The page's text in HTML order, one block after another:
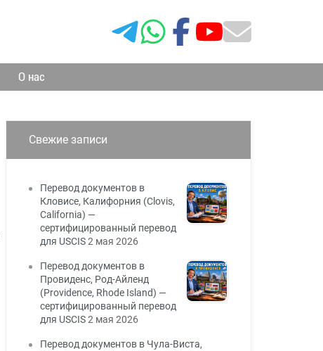
О нас
Свежие записи
Перевод документов в
Кловисе, Калифорния (Clovis,
California) —
сертифицированный перевод
для USCIS2 мая 2026
Перевод документов в
Провиденс, Род-Айленд
(Providence, Rhode Island) —
сертифицированный перевод
для USCIS2 мая 2026
Перевод документов в Чула-Виста,